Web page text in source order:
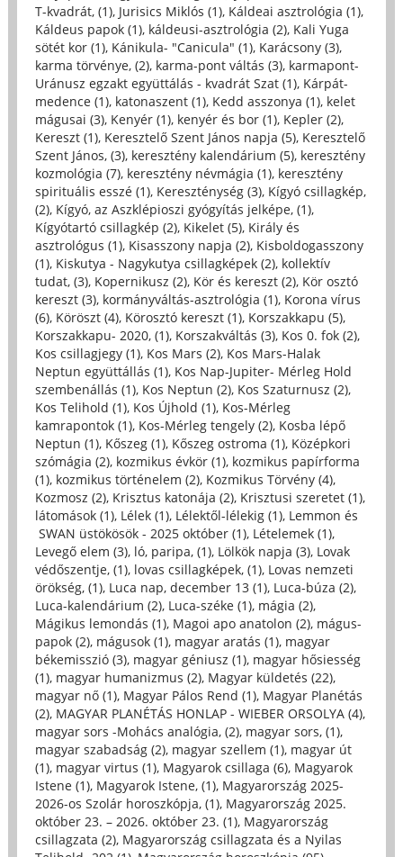
T-kvadrát, (1), Jurisics Miklós (1), Káldeai asztrológia (1),
Káldeus papok (1), káldeusi-asztrológia (2), Kali Yuga
sötét kor (1), Kánikula- "Canicula" (1), Karácsony (3),
karma törvénye, (2), karma-pont váltás (3), karmapont-
Uránusz egzakt együttálás - kvadrát Szat (1), Kárpát-
medence (1), katonaszent (1), Kedd asszonya (1), kelet
mágusai (3), Kenyér (1), kenyér és bor (1), Kepler (2),
Kereszt (1), Keresztelő Szent János napja (5), Keresztelő
Szent János, (3), keresztény kalendárium (5), keresztény
kozmológia (7), keresztény névmágia (1), keresztény
spirituális esszé (1), Kereszténység (3), Kígyó csillagkép,
(2), Kígyó, az Aszklépioszi gyógyítás jelképe, (1),
Kígyótartó csillagkép (2), Kikelet (5), Király és
asztrológus (1), Kisasszony napja (2), Kisboldogasszony
(1), Kiskutya - Nagykutya csillagképek (2), kollektív
tudat, (3), Kopernikusz (2), Kör és kereszt (2), Kör osztó
kereszt (3), kormányváltás-asztrológia (1), Korona vírus
(6), Köröszt (4), Körosztó kereszt (1), Korszakkapu (5),
Korszakkapu- 2020, (1), Korszakváltás (3), Kos 0. fok (2),
Kos csillagjegy (1), Kos Mars (2), Kos Mars-Halak
Neptun együttállás (1), Kos Nap-Jupiter- Mérleg Hold
szembenállás (1), Kos Neptun (2), Kos Szaturnusz (2),
Kos Telihold (1), Kos Újhold (1), Kos-Mérleg
kamrapontok (1), Kos-Mérleg tengely (2), Kosba lépő
Neptun (1), Kőszeg (1), Kőszeg ostroma (1), Középkori
szómágia (2), kozmikus évkör (1), kozmikus papírforma
(1), kozmikus történelem (2), Kozmikus Törvény (4),
Kozmosz (2), Krisztus katonája (2), Krisztusi szeretet (1),
látomások (1), Lélek (1), Lélektől-lélekig (1), Lemmon és
SWAN üstökösök - 2025 október (1), Lételemek (1),
Levegő elem (3), ló, paripa, (1), Lölkök napja (3), Lovak
védőszentje, (1), lovas csillagképek, (1), Lovas nemzeti
örökség, (1), Luca nap, december 13 (1), Luca-búza (2),
Luca-kalendárium (2), Luca-széke (1), mágia (2),
Mágikus lemondás (1), Magoi apo anatolon (2), mágus-
papok (2), mágusok (1), magyar aratás (1), magyar
békemisszió (3), magyar géniusz (1), magyar hősiesség
(1), magyar humanizmus (2), Magyar küldetés (22),
magyar nő (1), Magyar Pálos Rend (1), Magyar Planétás
(2), MAGYAR PLANÉTÁS HONLAP - WIEBER ORSOLYA (4),
magyar sors -Mohács analógia, (2), magyar sors, (1),
magyar szabadság (2), magyar szellem (1), magyar út
(1), magyar virtus (1), Magyarok csillaga (6), Magyarok
Istene (1), Magyarok Istene, (1), Magyarország 2025-
2026-os Szolár horoszkópja, (1), Magyarország 2025.
október 23. – 2026. október 23. (1), Magyarország
csillagzata (2), Magyarország csillagzata és a Nyilas